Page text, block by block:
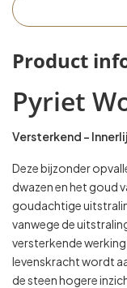
Product
Pyriet
Versterkend –
Deze bijzonder
dwazen en het goud
goudachtige
vanwege de
versterkende
levenskracht wordt
de steen hogere